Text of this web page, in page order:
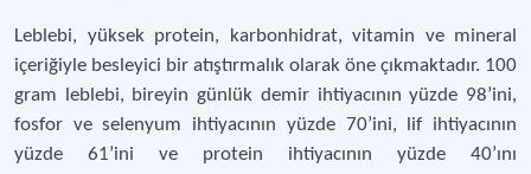
Leblebi, yüksek protein, karbonhidrat, vitamin ve mineral
içeriğiyle besleyici bir atıştırmalık olarak öne çıkmaktadır. 100
gram leblebi, bireyin günlük demir ihtiyacının yüzde 98’ini,
fosfor ve selenyum ihtiyacının yüzde 70’ini, lif ihtiyacının
yüzde 61’ini ve protein ihtiyacının yüzde 40’ını